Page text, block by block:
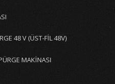
48 V (ÜST-FİL 48V)
MAKİNASI